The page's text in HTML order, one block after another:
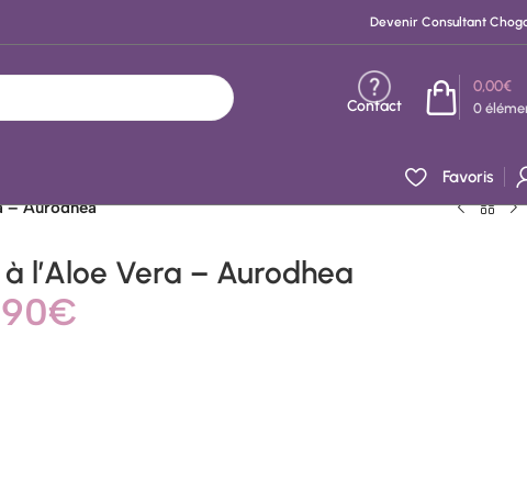
Devenir Consultant
Contact 0
0,00€
Favoris
– Aurodhea
l’Aloe Vera – Aurodhea
€